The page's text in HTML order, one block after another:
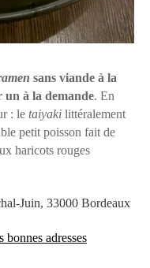
sans viande à la
un à la demande. En
: le taiyaki littéralement
petit poisson fait de
haricots rouges
Juin, 33000 Bordeaux
adresses